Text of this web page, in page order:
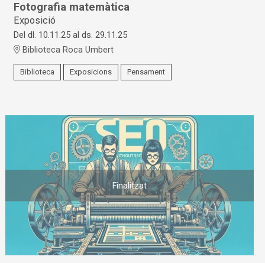
Fotografia matemàtica
Exposició
Del dl. 10.11.25 al ds. 29.11.25
Biblioteca Roca Umbert
Biblioteca Exposicions Pensament
Finalitzat